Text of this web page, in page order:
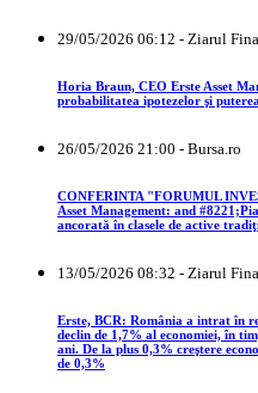
29/05/2026 06:12 - Ziarul
Horia Braun, CEO Erste Asset
probabilitatea ipotezelor şi
26/05/2026 21:00 - Bursa.ro
CONFERINTA "FORUMUL
Asset Management: and
ancorată în clasele de active
13/05/2026 08:32 - Ziarul
Erste, BCR: România a intrat în
declin de 1,7% al economiei, în
ani. De la plus 0,3% creştere
de 0,3%